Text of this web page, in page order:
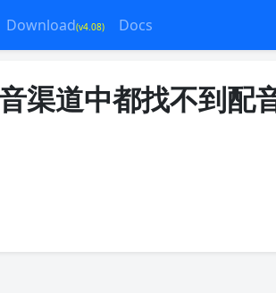
Download(v4.08) Docs
渠道中都找不到配